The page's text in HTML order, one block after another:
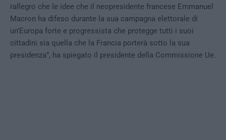
rallegro che le idee che il neopresidente francese Emmanuel
Macron ha difeso durante la sua campagna elettorale di
un’Europa forte e progressista che protegge tutti i suoi
cittadini sia quella che la Francia porterà sotto la sua
presidenza”, ha spiegato il presidente della Commissione Ue.